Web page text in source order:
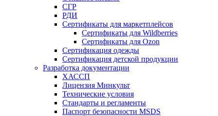
СГР
РДИ
Сертификаты для маркетплейсов
Сертификаты для Wildberries
Сертификаты для Ozon
Сертификация одежды
Сертификация детской продукции
Разработка документации
ХАССП
Лицензия Минкульт
Технические условия
Стандарты и регламенты
Паспорт безопасности MSDS